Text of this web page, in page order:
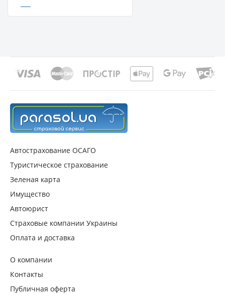
Автострахование ОСАГО
Туристическое страхование
Зеленая карта
Имущество
Автоюрист
Страховые компании Украины
Оплата и доставка
О компании
Контакты
Публичная оферта